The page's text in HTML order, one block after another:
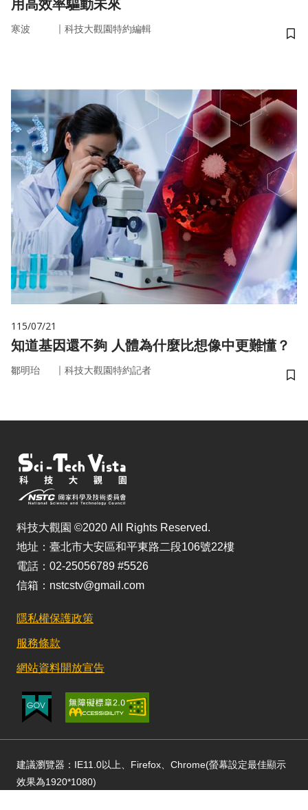
用高效率驅動未來
寒波 ｜ 科技大觀園特約編輯
儲
115/07/21
知道基因還不夠 人體為什麼比想像中更難懂？
鄒明珆 ｜ 科技大觀園特約記者
儲
科技大觀園 ©2020 All Rights Reserved.
地址：臺北市大安區和平東路二段106號22樓
電話：02-25056789 #5526
信箱：nstcstv@gmail.com
隱私權保護政策
服務條款
網站資料開放宣告
建議瀏覽器：IE11.0以上、Firefox、Chrome(螢幕設定最佳顯示
效果為1920*1080)